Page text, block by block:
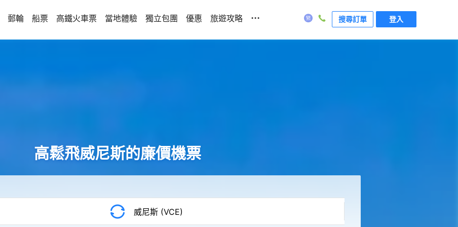
郵輪 船票 高鐵火車票 當地體驗 獨立包團 優惠 旅遊攻略 ... 搜尋訂單 登入
高鬆飛威尼斯的廉價機票